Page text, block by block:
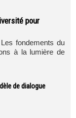
pour
fondements du
à la lumière de
de dialogue